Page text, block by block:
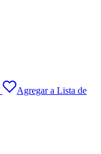
Agregar a Lista de